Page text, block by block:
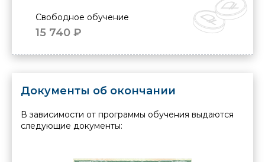
Свободное обучение
15 740 ₽
Документы об окончании
В зависимости от программы обучения выдаются
следующие документы: